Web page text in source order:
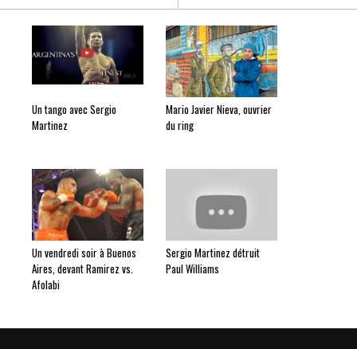
Un tango avec Sergio
Martinez
Mario Javier Nieva, ouvrier
du ring
Un vendredi soir à Buenos
Aires, devant Ramirez vs.
Afolabi
Sergio Martinez détruit
Paul Williams